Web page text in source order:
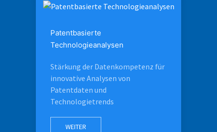
Patentbasierte
Technologieanalysen
Stärkung der Datenkompetenz für
innovative Analysen von
Patentdaten und
Technologietrends
WEITER